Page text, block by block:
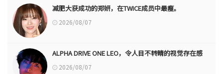
减肥大获成功的郑妍，在TWICE成员中最瘦。
2026/08/07
ALPHA DRIVE ONE LEO，令人目不转睛的视觉存在感
2026/08/07